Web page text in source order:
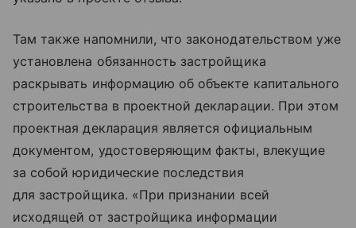
Там также напомнили, что законодательством уже
установлена обязанность застройщика
раскрывать информацию об объекте капитального
строительства в проектной декларации. При этом
проектная декларация является официальным
документом, удостоверяющим факты, влекущие
за собой юридические последствия
для застройщика. «При признании всей
исходящей от застройщика информации